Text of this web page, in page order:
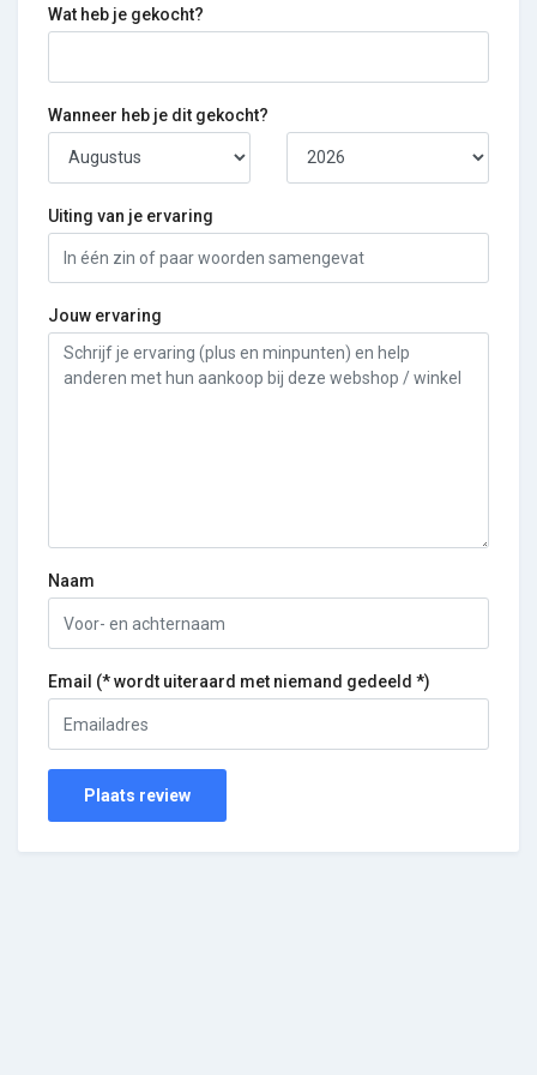
Wat heb je gekocht?
Wanneer heb je dit gekocht?
Uiting van je ervaring
Jouw ervaring
Naam
Email (* wordt uiteraard met niemand gedeeld *)
Plaats review